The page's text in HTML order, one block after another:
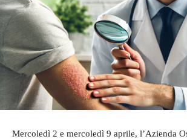
Mercoledì 2 e mercoledì 9 aprile, l’Azienda